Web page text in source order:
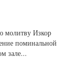
молитву Изкор
поминальной
зале...